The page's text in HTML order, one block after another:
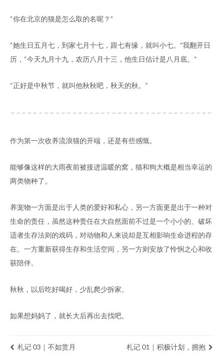
“你在北京的猫是怎么取的名呢？”
“她生日五月七，到家七月十七，跟七有缘，就叫小七。”我翻开日
历，“今天九月十九，农历八月十三，他生日估计是八月底。”
“正好是中秋节，就叫他秋秋吧，秋天的秋。”
作为第一次收养流浪猫的开端，还是有些感慨。
能够像这样的大雨夜前被接进温暖的窝，猫和狗大概是相当幸运的
两类物种了。
养宠物一方面是出于人类的爱好和私心，另一方面更是出于一种对
生命的责任，虽然这种责任在大自然面前不过是一个小小的、破坏
适者生存法则的戏码，对动物和人来说却是互相影响生命进程的存
在。一方重新获得生存和生活空间，另一方则安放了怜悯之心和收
获陪伴。
秋秋，以后吃好喝好，少乱爬少拆家。
如果想妈妈了，就长大后再出去找吧。
札记 03｜不如赏月 札记 01｜积极计划，拥抱